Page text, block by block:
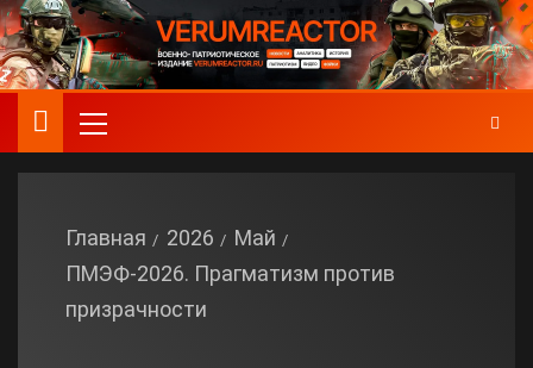
Главная 2026
Май
ПМЭФ-2026. Прагматизм против
призрачности